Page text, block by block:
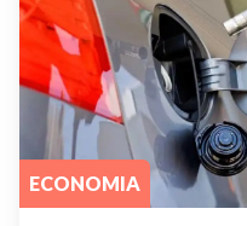
ECONOMIA